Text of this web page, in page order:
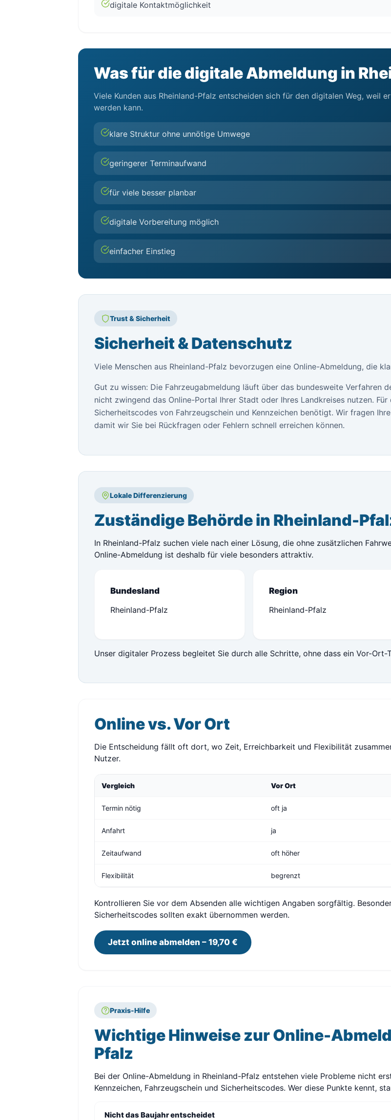
digitale Kontaktmöglichkeit
Was für die digitale Abmeldung in
Viele Kunden aus Rheinland-Pfalz entscheiden sich für den digitalen Weg, weil
werden kann.
klare Struktur ohne unnötige Umwege
geringerer Terminaufwand
für viele besser planbar
digitale Vorbereitung möglich
einfacher Einstieg
Trust & Sicherheit
Sicherheit & Datenschutz
Viele Menschen aus Rheinland-Pfalz bevorzugen eine Online-Abmeldung, die
Gut zu wissen: Die Fahrzeugabmeldung läuft über das bundesweite Verfahren
nicht zwingend das Online-Portal Ihrer Stadt oder Ihres Landkreises nutzen.
Sicherheitscodes von Fahrzeugschein und Kennzeichen benötigt. Wir fragen
damit wir Sie bei Rückfragen oder Fehlern schnell erreichen können.
Lokale Differenzierung
Zuständige Behörde in Rheinland-
In Rheinland-Pfalz suchen viele nach einer Lösung, die ohne zusätzlichen
Online-Abmeldung ist deshalb für viele besonders attraktiv.
Bundesland
Rheinland-Pfalz
Region
Rheinland-Pfalz
Unser digitaler Prozess begleitet Sie durch alle Schritte, ohne dass ein Vor-Ort-
Online vs. Vor Ort
Die Entscheidung fällt oft dort, wo Zeit, Erreichbarkeit und Flexibilität
Nutzer.
Vergleich Vor Ort
Termin nötig oft ja
Anfahrt ja
Zeitaufwand oft höher
Flexibilität begrenzt
Kontrollieren Sie vor dem Absenden alle wichtigen Angaben sorgfältig.
Sicherheitscodes sollten exakt übernommen werden.
Jetzt online abmelden – 19,70 €
Praxis-Hilfe
Wichtige Hinweise zur Online-
Pfalz
Bei der Online-Abmeldung in Rheinland-Pfalz entstehen viele Probleme nicht
Kennzeichen, Fahrzeugschein und Sicherheitscodes. Wer diese Punkte kennt,
Nicht das Baujahr entscheidet